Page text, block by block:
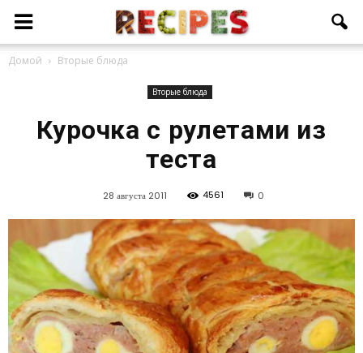
Домой Вторые блюда
Вторые блюда
Курочка с рулетами из
теста
28 августа 2011 4561 0